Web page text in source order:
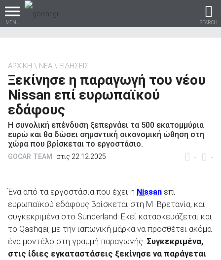
MENU SEARCH
Βρες τα πάντα για το
αυτοκίνητο!
βρες το!
Καινούρια
ΑΡΧΙΚΗ ΝΕΑ ΕΙΔΗΣΕΙΣ
Ξεκίνησε η παραγωγή του νέου
Nissan επί ευρωπαϊκού
εδάφους
Η συνολική επένδυση ξεπερνάει τα 500 εκατομμύρια
ευρώ και θα δώσει σημαντική οικονομική ώθηση στη
χώρα που βρίσκεται το εργοστάσιο.
- -
GOCAR TEAM στις 22.12.2025
Ένα από τα εργοστάσια που έχει η Nissan επί
ευρωπαϊκού εδάφους βρίσκεται στη Μ. Βρετανία, και
συγκεκριμένα στο Sunderland. Εκεί κατασκευάζεται και
το Qashqai, με την ιαπωνική μάρκα να προσθέτει ακόμα
ένα μοντέλο στη γραμμή παραγωγής. Συγκεκριμένα,
στις ίδιες εγκαταστάσεις ξεκίνησε να παράγεται